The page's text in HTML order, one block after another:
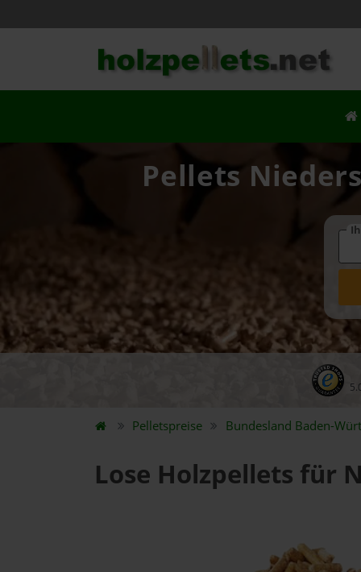
Pellets
Pelletspreise Bundesland Baden-
Lose Holzpellets für